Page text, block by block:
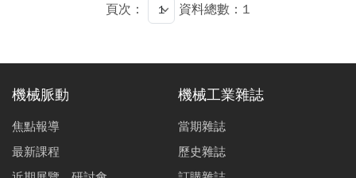
頁次： 資料總數：1
機械脈動
焦點報導
最新課程
機械工業雜誌
當期雜誌
歷史雜誌